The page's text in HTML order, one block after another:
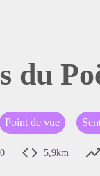
du
Point de vue
5,9km